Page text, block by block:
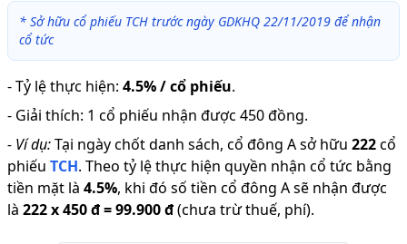
* Sở hữu cổ phiếu TCH trước ngày GDKHQ 22/11/2019 để nhận
cổ tức
-Tỷ lệ thực hiện: 4.5% / cổ phiếu.
- Giải thích: 1 cổ phiếu nhận được 450 đồng.
- Ví dụ:Tại ngày chốt danh sách, cổ đông A sở hữu 222cổ
phiếu TCH. Theo tỷ lệ thực hiện quyền nhận cổ tức bằng
tiền mặt là 4.5%, khi đó số tiền cổ đông A sẽ nhận được
là 222x450 đ=99.900 đ(chưa trừ thuế, phí).